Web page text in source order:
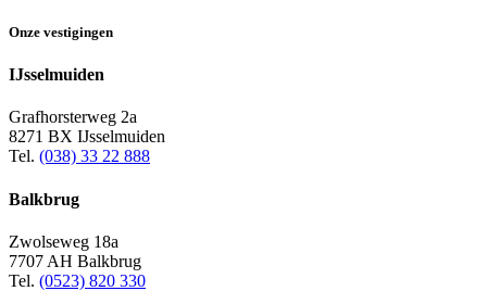
Onze vestigingen
IJsselmuiden
Grafhorsterweg 2a
8271 BX IJsselmuiden
Tel. (038) 33 22 888
Balkbrug
Zwolseweg 18a
7707 AH Balkbrug
Tel. (0523) 820 330